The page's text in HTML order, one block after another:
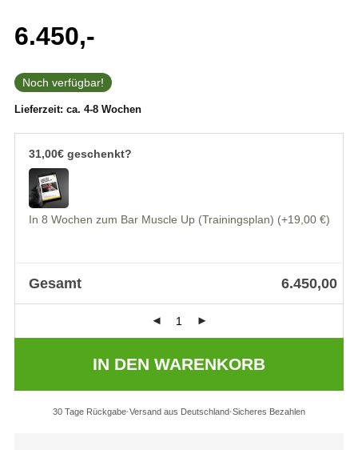
5.00
von 5,
Kundenbewertung
6.450,-
Noch verfügbar!
Lieferzeit: ca. 4-8 Wochen
31,00€ geschenkt?
In 8 Wochen zum Bar Muscle Up (Trainingsplan) (+19,00 €)
Gesamt 6.450,00
IN DEN WARENKORB
30 Tage Rückgabe Versand aus Deutschland Sicheres Bezahlen